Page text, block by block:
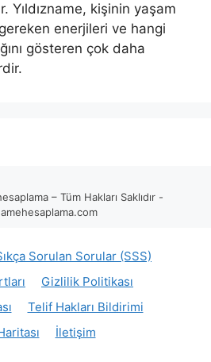
Yıldızname, kişinin yaşam
gereken enerjileri ve hangi
gösteren çok daha
– Tüm Hakları Saklıdır -
Sorulan Sorular (SSS)
Gizlilik Politikası
Telif Hakları Bildirimi
İletişim